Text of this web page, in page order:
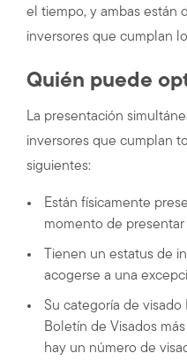
el tiempo, y ambas están
inversores que cumplan
Quién puede
La presentación
inversores que cumplan
siguientes:
Están físicamente
momento de presentar
Tienen un estatus de
acogerse a una
Su categoría de visado
Boletín de Visados
hay un número de